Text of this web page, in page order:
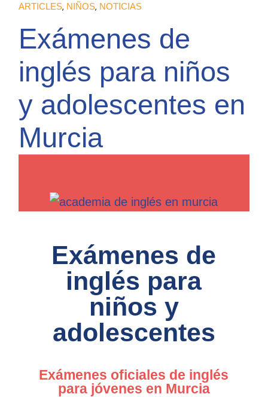
ARTICLES NIÑOS NOTICIAS
Exámenes de
inglés para niños
y adolescentes en
Murcia
Exámenes de
inglés para
niños y
adolescentes
Exámenes oficiales de inglés
para jóvenes en Murcia